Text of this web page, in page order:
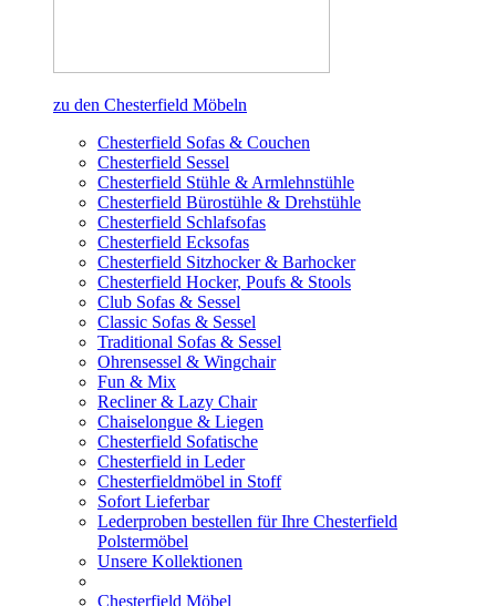
zu den Chesterfield Möbeln
Chesterfield Sofas & Couchen
Chesterfield Sessel
Chesterfield Stühle & Armlehnstühle
Chesterfield Bürostühle & Drehstühle
Chesterfield Schlafsofas
Chesterfield Ecksofas
Chesterfield Sitzhocker & Barhocker
Chesterfield Hocker, Poufs & Stools
Club Sofas & Sessel
Classic Sofas & Sessel
Traditional Sofas & Sessel
Ohrensessel & Wingchair
Fun & Mix
Recliner & Lazy Chair
Chaiselongue & Liegen
Chesterfield Sofatische
Chesterfield in Leder
Chesterfieldmöbel in Stoff
Sofort Lieferbar
Lederproben bestellen für Ihre Chesterfield
Polstermöbel
Unsere Kollektionen
Chesterfield Möbel